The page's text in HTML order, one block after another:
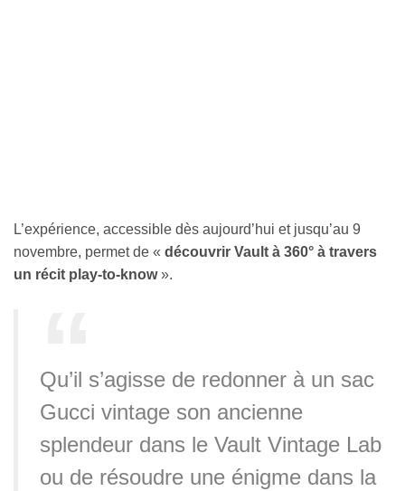
L’expérience, accessible dès aujourd’hui et jusqu’au 9
novembre, permet de « découvrir Vault à 360° à travers
un récit play-to-know».
Qu’il s’agisse de redonner à un sac
Gucci vintage son ancienne
splendeur dans le Vault Vintage Lab
ou de résoudre une énigme dans la